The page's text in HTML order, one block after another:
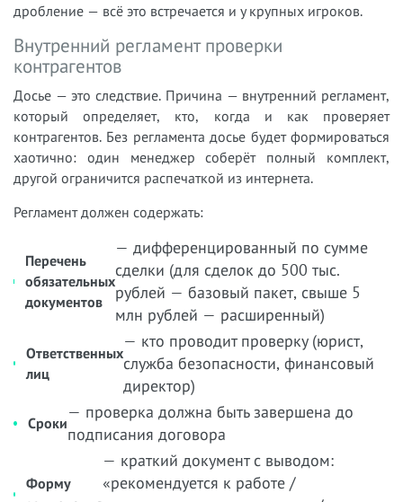
дробление — всё это встречается и у крупных игроков.
Внутренний регламент проверки
контрагентов
Досье — это следствие. Причина — внутренний регламент,
который определяет, кто, когда и как проверяет
контрагентов. Без регламента досье будет формироваться
хаотично: один менеджер соберёт полный комплект,
другой ограничится распечаткой из интернета.
Регламент должен содержать:
Перечень
обязательных
документов
— дифференцированный по сумме
сделки (для сделок до 500 тыс.
рублей — базовый пакет, свыше 5
млн рублей — расширенный)
Ответственных
лиц
— кто проводит проверку (юрист,
служба безопасности, финансовый
директор)
Сроки
— проверка должна быть завершена до
подписания договора
Форму
— краткий документ с выводом:
«рекомендуется к работе /